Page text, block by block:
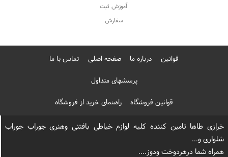
قوانین درباره ما صفحه اصلی تماس با ما
پرسشهای متداول
قوانین فروشگاه راهنمای خرید از فروشگاه
خرازی طاها تامین کننده کلیه لوازم خیاطی بافتنی وهنری جوراب جوراب
شلواری و...
همراه شما درهردوخت ودوز....